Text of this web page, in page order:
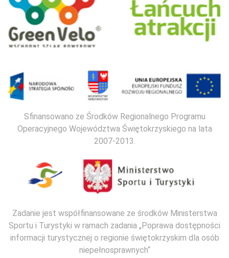
Sfinansowano ze Środków Regionalnego Programu
Operacyjnego Województwa Świętokrzyskiego na lata
2007-2013.
Zadanie jest współfinansowane ze środków Ministerstwa
Sportu i Turystyki w ramach zadania „Poprawa dostępności
informacji turystycznej o regionie świętokrzyskim dla osób
niepełnosprawnych“